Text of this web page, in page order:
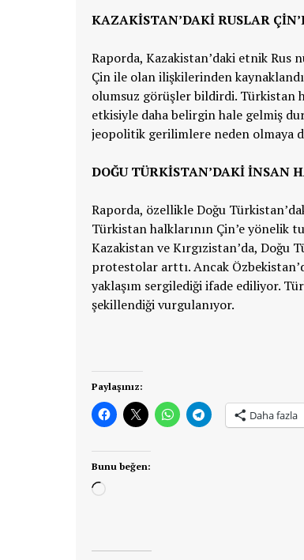
KAZAKİSTAN’DAKİ RUSLAR
Raporda, Kazakistan’daki etnik Rus
Çin ile olan ilişkilerinden
olumsuz görüşler bildirdi. Türkistan
etkisiyle daha belirgin hale gelmiş
jeopolitik gerilimlere neden olmaya
DOĞU TÜRKİSTAN’DAKİ İNSAN
Raporda, özellikle Doğu
Türkistan halklarının Çin’e
Kazakistan ve Kırgızistan’da,
protestolar arttı. Ancak
yaklaşım sergilediği ifade ediliyor.
şekillendiği vurgulanıyor.
Paylaşınız:
Daha fazla
Bunu beğen:
Yükleniyor...